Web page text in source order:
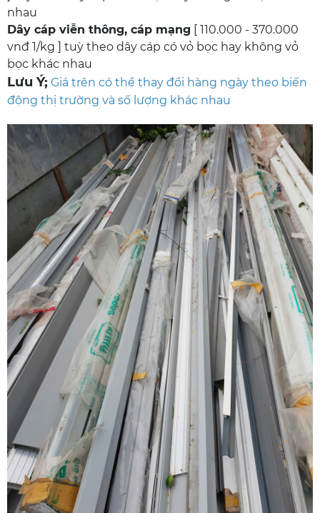
nhau
Dây cáp viễn thông, cáp mạng [ 110.000 - 370.000
vnđ 1/kg ] tuỳ theo dây cáp có vỏ bọc hay không vỏ
bọc khác nhau
Lưu Ý; Giá trên có thể thay đổi hàng ngày theo biến
động thị trường và số lượng khác nhau